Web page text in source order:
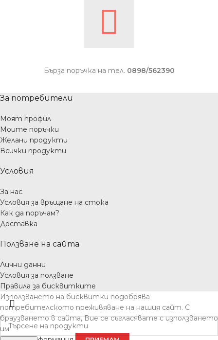
Бърза поръчка на тел. 0898/562390
За потребители
Моят профил
Моите поръчки
Желани продукти
Всички продукти
Условия
За нас
Условия за връщане на стока
Как да поръчам?
Доставка
Ползване на сайта
Лични данни
Условия за ползване
Правила за бисквитките
Използването на бисквитки подобрява
потребителското преживяване на нашия сайт. С
браузването в сайта, Вие се съгласявате с използването
им.